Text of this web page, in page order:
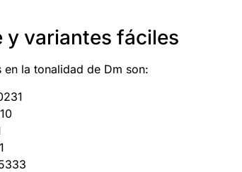
y variantes fáciles
la tonalidad de Dm son: